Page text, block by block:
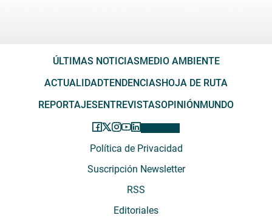
ÚLTIMAS NOTICIASMEDIO AMBIENTE
ACTUALIDADTENDENCIASHOJA DE RUTA
REPORTAJESENTREVISTASOPINIÓNMUNDO
Política de Privacidad
Suscripción Newsletter
RSS
Editoriales